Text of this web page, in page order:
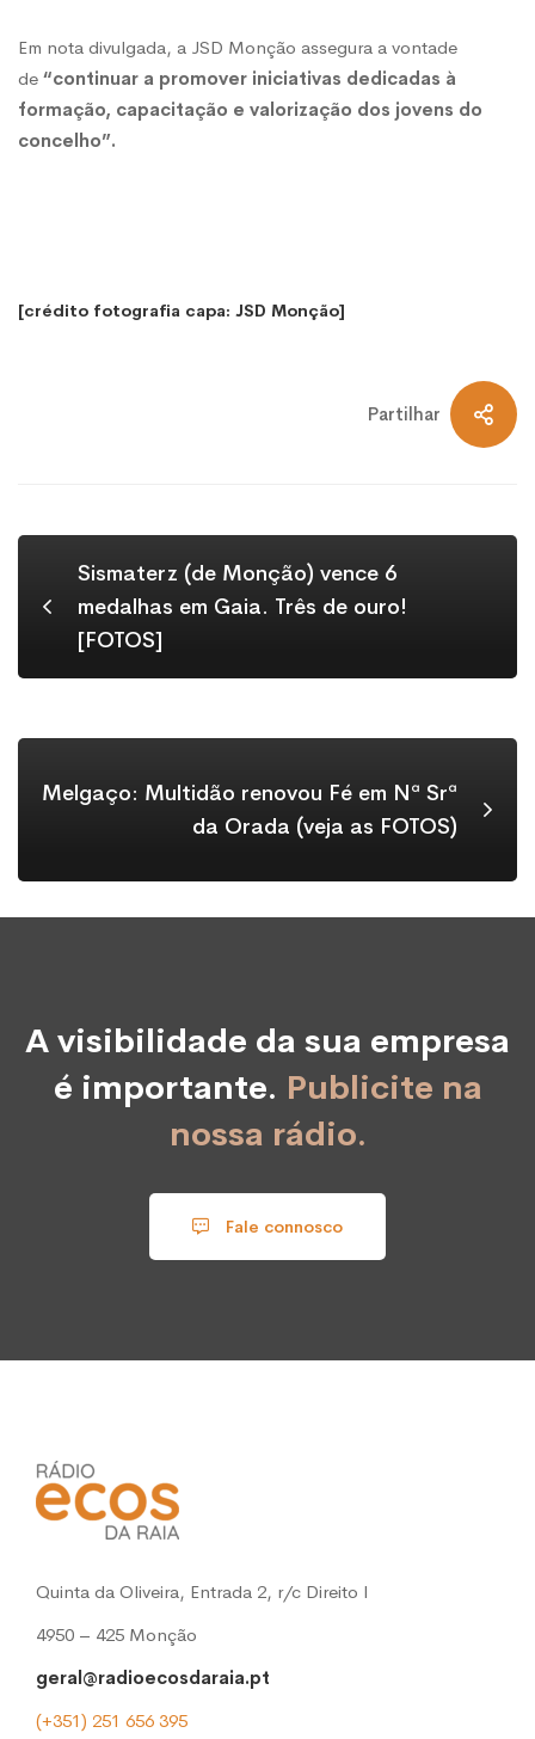
Em nota divulgada, a JSD Monção assegura a vontade
de “continuar a promover iniciativas dedicadas à
formação, capacitação e valorização dos jovens do
concelho”.
[crédito fotografia capa: JSD Monção]
Partilhar
Sismaterz (de Monção) vence 6
medalhas em Gaia. Três de ouro!
[FOTOS]
Melgaço: Multidão renovou Fé em Nª Srª
da Orada (veja as FOTOS)
A visibilidade da sua empresa
é importante. Publicite na
nossa rádio.
Fale connosco
Quinta da Oliveira, Entrada 2, r/c Direito l
4950 – 425 Monção
geral@radioecosdaraia.pt
(+351) 251 656 395